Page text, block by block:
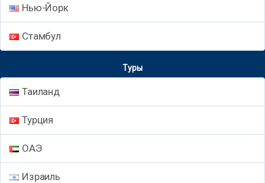
Нью-Йорк
Стамбул
Туры
Таиланд
Турция
ОАЭ
Израиль